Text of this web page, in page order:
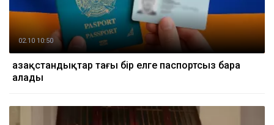
02.10 10:50
Қазақстандықтар тағы бір елге паспортсыз бара
алады